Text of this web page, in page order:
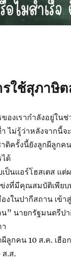
รใช้สุภาษิ
องเรากำลังอยู่ใน
ไม่รู้ว่าหลังจากนี้
ติครั้งนี้ยังลูกผีลูกค
ด้
ป็นแอร์โฮสเตส แ
งที่มีคุณสมบัติเพีย
งในปากีสถาน เข้
” นายกรัฐมนตรีป
ผีลูกคน 10 ส.ค. เฮื
ส.ส.